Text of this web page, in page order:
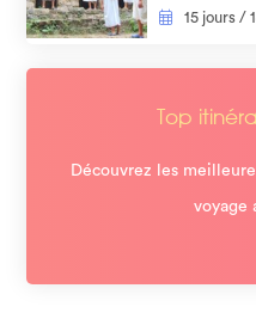
15 jours /
Top
Découvrez les
voyage